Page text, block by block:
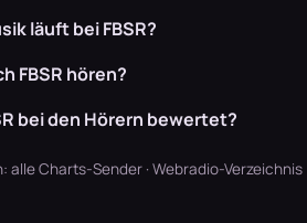
läuft bei FBSR?
FBSR hören?
bei den Hörern bewertet?
alle Charts-Sender · Webradio-Verzeichnis